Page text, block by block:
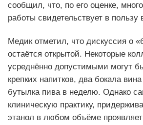
сообщил, что, по его оценке,
работы свидетельствует в пользу
Медик отметил, что дискуссия о
остаётся открытой. Некоторые
усреднённо допустимыми могут
крепких напитков, два бокала
бутылка пива в неделю. Однако
клиническую практику,
этанол в любом объёме проявляет